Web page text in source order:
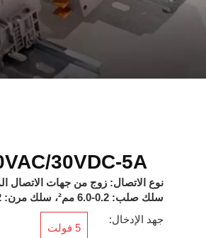
30VDC-5A
نوع الاتصال: زوج من جهات الاتصال
سلك صلب: 0.2-6.0 مم²، سلك مرن: 0.2-4.0 مم²
جهد الإدخال:
5 فولت